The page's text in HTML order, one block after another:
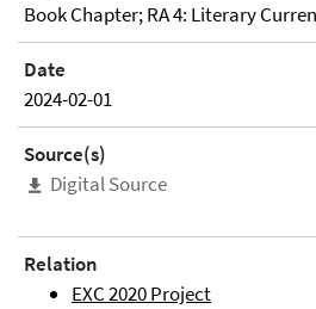
Book Chapter; RA 4: Literary
Date
2024-02-01
Source(s)
Digital Source
Relation
EXC 2020 Project